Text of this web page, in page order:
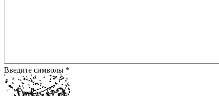
Введите символы *